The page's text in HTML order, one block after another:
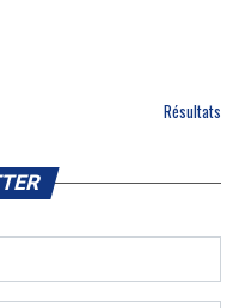
Résultats